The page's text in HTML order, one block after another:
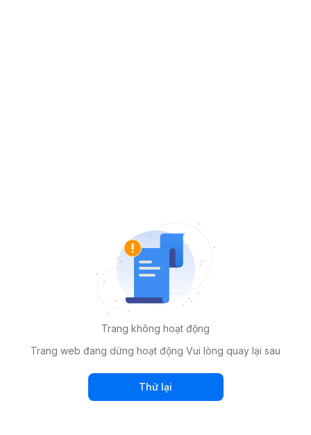
Trang không hoạt động
Trang web đang dừng hoạt động Vui lòng quay lại sau
Thử lại